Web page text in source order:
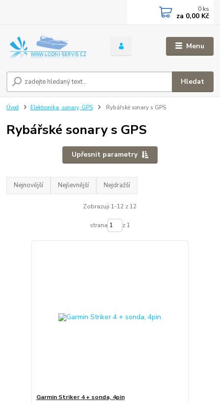
Menu
Hledat
0 ks
za 0,00 Kč
Úvod Elektronika, sonary, GPS Rybářské sonary s GPS
Rybářské sonary s GPS
Upřesnit parametry
Nejnovější Nejlevnější Nejdražší
Zobrazuji 1-12 z 12
strana z 1
Garmin Striker 4 + sonda, 4pin